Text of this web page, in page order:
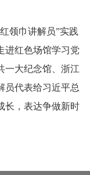
领巾讲解员”实践
进红色场馆学习党
一大纪念馆、浙江
员代表给习近平总
长，表达争做新时